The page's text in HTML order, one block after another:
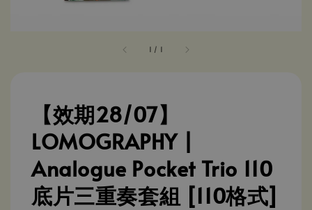
1 / 1
【效期28/07】
LOMOGRAPHY |
Analogue Pocket Trio 110
底片三重奏套組 [110格式]